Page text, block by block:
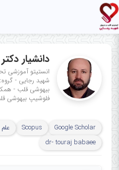
دانشیار
انستیتو آموزشی
شهید رجایی -
بیهوشی قلب -
فلوشیپ بیهوشی
Google Scholar
Scopus
dr- touraj babaee